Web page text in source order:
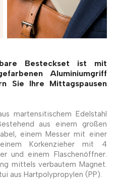
Besteckset ist mit
Aluminiumgriff
Sie Ihre Mittagspausen
martensitischem Edelstahl
aus einem großen
einem Messer mit einer
Korkenzieher mit 4
und einem Flaschenöffner.
mittels verbautem Magnet.
aus Hartpolypropylen (PP).